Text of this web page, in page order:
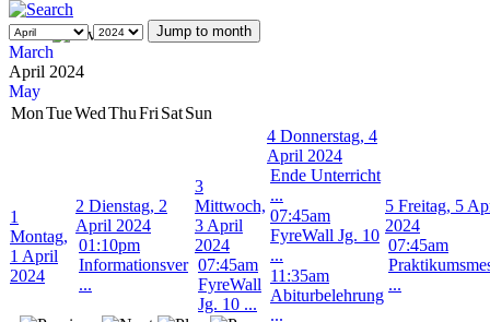
Jump to month
March
April 2024
May
MonTueWedThuFri SatSun
1
Montag,
1 April
2024
2 Dienstag, 2
April 2024
01:10pm
Informationsver
...
3
Mittwoch,
3 April
2024
07:45am
FyreWall
Jg. 10 ...
4 Donnerstag, 4
April 2024
Ende Unterricht
...
07:45am
FyreWall Jg. 10
...
11:35am
Abiturbelehrung
...
5 Freitag, 5
2024
07:45am
...